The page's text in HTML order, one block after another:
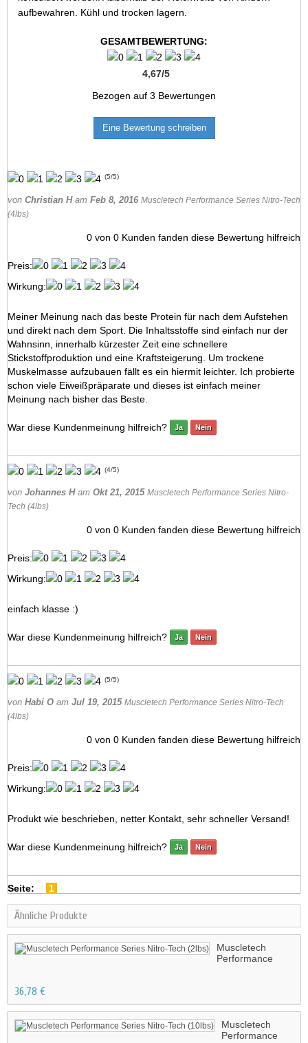
aufbewahren. Kühl und trocken lagern.
GESAMTBEWERTUNG:
4,67/5
Bezogen auf 3 Bewertungen
Eine Bewertung schreiben
(5/5)
von Christian Ham Feb 8, 2016 Muscletech Performance Series Nitro-Tech
(4lbs)
0 von 0 Kunden fanden diese Bewertung hilfreich
Preis:
Wirkung:
Meiner Meinung nach das beste Protein für nach dem Aufstehen
und direkt nach dem Sport. Die Inhaltsstoffe sind einfach nur der
Wahnsinn, innerhalb kürzester Zeit eine schnellere
Stickstoffproduktion und eine Kraftsteigerung. Um trockene
Muskelmasse aufzubauen fällt es ein hiermit leichter. Ich probierte
schon viele Eiweißpräparate und dieses ist einfach meiner
Meinung nach bisher das Beste.
War diese Kundenmeinung hilfreich? Ja Nein
(4/5)
von Johannes Ham Okt 21, 2015 Muscletech Performance Series Nitro-
Tech (4lbs)
0 von 0 Kunden fanden diese Bewertung hilfreich
Preis:
Wirkung:
einfach klasse :)
War diese Kundenmeinung hilfreich? Ja Nein
(5/5)
von Habi O am Jul 19, 2015 Muscletech Performance Series Nitro-Tech
(4lbs)
0 von 0 Kunden fanden diese Bewertung hilfreich
Preis:
Wirkung:
Produkt wie beschrieben, netter Kontakt, sehr schneller Versand!
War diese Kundenmeinung hilfreich? Ja Nein
Seite: 1
Ähnliche Produkte
Muscletech
Performance
36,78 €
Muscletech
Performance